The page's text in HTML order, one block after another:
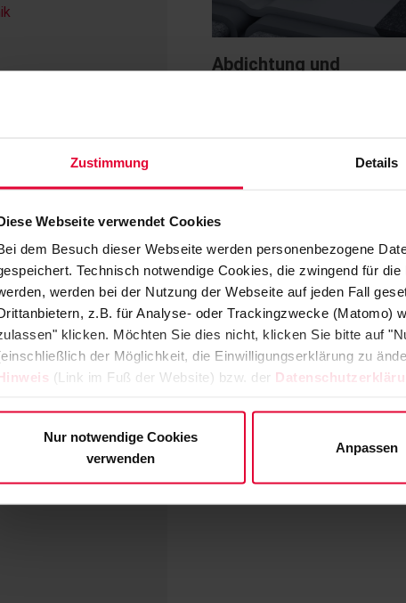
Zustimmung Details
Webseite verwendet Cookies
dem Besuch dieser Webseite werden personenbezogene
Technisch notwendige Cookies, die zwingend für
werden bei der Nutzung der Webseite auf jeden Fall
z.B. für Analyse- oder Trackingzwecke (Matomo)
klicken. Möchten Sie dies nicht, klicken Sie bitte auf
der Möglichkeit, die Einwilligungserklärung zu
(Link im Fuß der Website) bzw. der
Nur notwendige Cookies
verwenden
Anpassen
von Fugen
aus Kunststoff
Abdichtung und
Doppelwandige
Pumpensümpfe